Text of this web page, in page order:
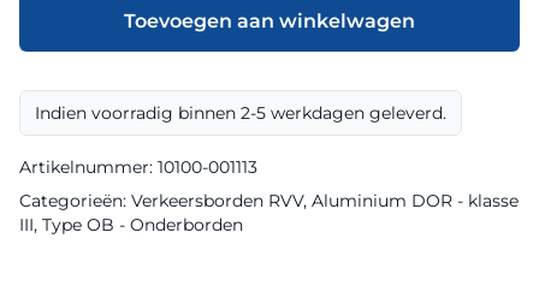
III
aantal
Toevoegen aan winkelwagen
Indien voorradig binnen 2-5 werkdagen geleverd.
Artikelnummer: 10100-001113
Categorieën: Verkeersborden RVV, Aluminium DOR - klasse
III, Type OB - Onderborden